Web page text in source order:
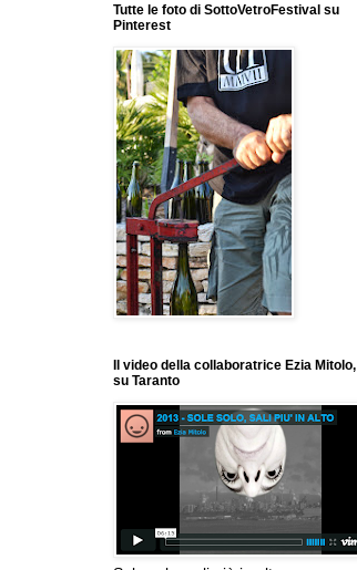
Tutte le foto di SottoVetroFestival su
Pinterest
Il video della collaboratrice Ezia Mitolo,
su Taranto